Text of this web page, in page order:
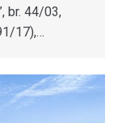
br. 44/03,
17),…